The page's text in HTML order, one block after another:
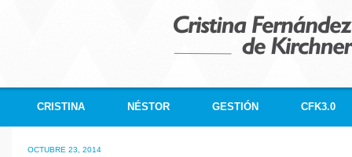
CRISTINA NÉSTOR GESTIÓN CFK3.0
OCTUBRE 23, 2014